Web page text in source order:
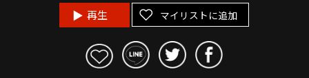
再生 マイリストに追加